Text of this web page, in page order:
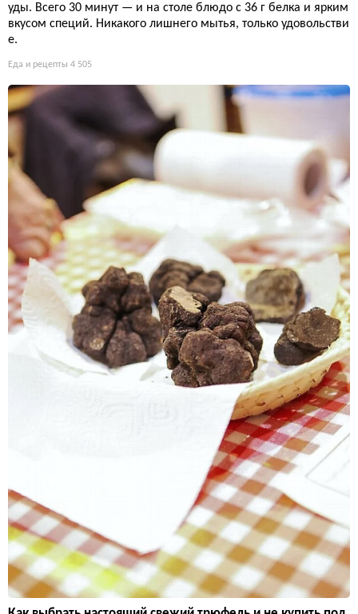
уды. Всего 30 минут — и на столе блюдо с 36 г белка и ярким
вкусом специй. Никакого лишнего мытья, только удовольстви
е.
Еда и рецепты 4 505